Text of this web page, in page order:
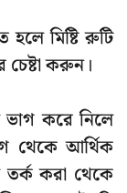
মিষ্টি রুটি
করুন।
করে নিলে
থেকে আর্থিক
তর্ক করা থেকে